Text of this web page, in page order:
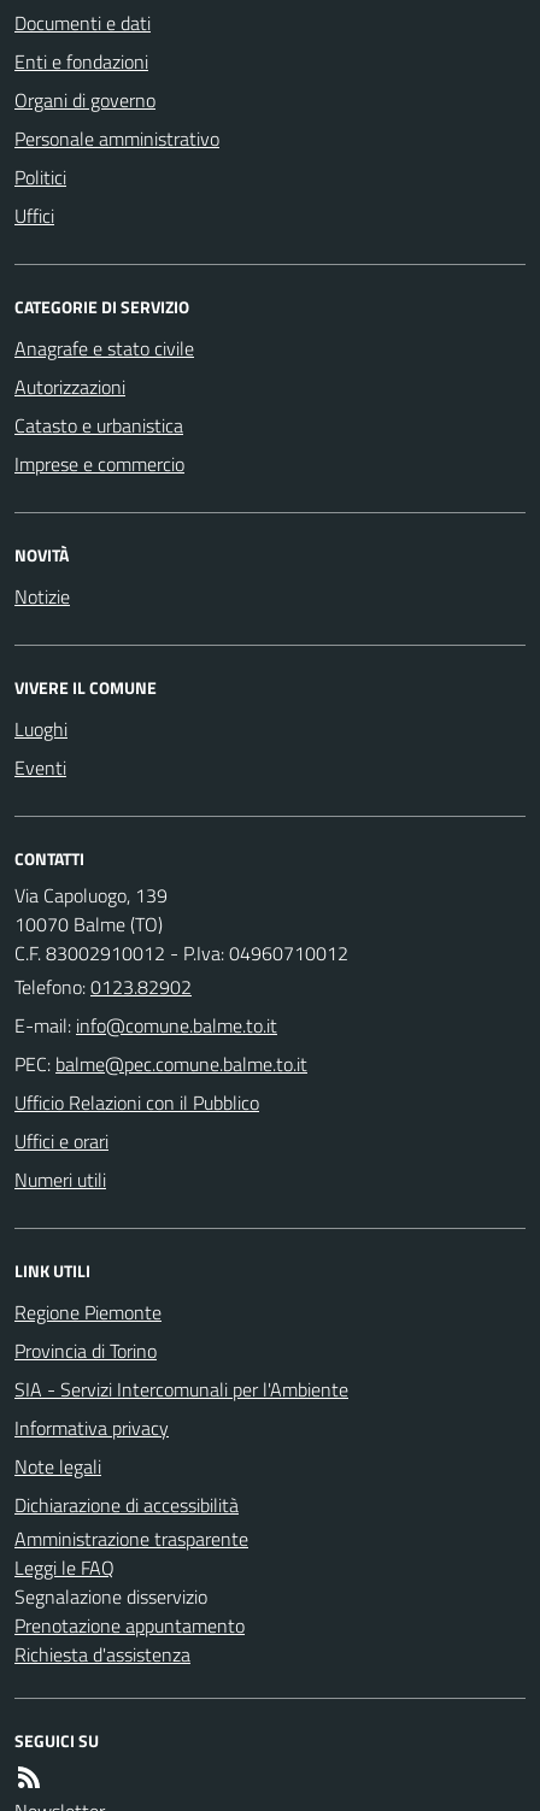
Documenti e dati
Enti e fondazioni
Organi di governo
Personale amministrativo
Politici
Uffici
CATEGORIE DI SERVIZIO
Anagrafe e stato civile
Autorizzazioni
Catasto e urbanistica
Imprese e commercio
NOVITÀ
Notizie
VIVERE IL COMUNE
Luoghi
Eventi
CONTATTI
Via Capoluogo, 139
10070 Balme (TO)
C.F. 83002910012 - P.Iva: 04960710012
Telefono:0123.82902
E-mail:
PEC:
Ufficio Relazioni con il Pubblico
Uffici e orari
Numeri utili
LINK UTILI
Regione Piemonte
Provincia di Torino
SIA - Servizi Intercomunali per l'Ambiente
Informativa privacy
Note legali
Dichiarazione di accessibilità
Amministrazione trasparente
Leggi le FAQ
Segnalazione disservizio
Prenotazione appuntamento
Richiesta d'assistenza
SEGUICI SU